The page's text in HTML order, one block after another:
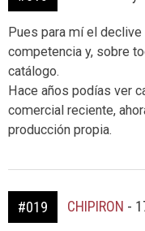
Pues para mí el
competencia y, sobre
catálogo.
Hace años podías ver
comercial reciente,
producción propia.
#019 CHIPIRON -